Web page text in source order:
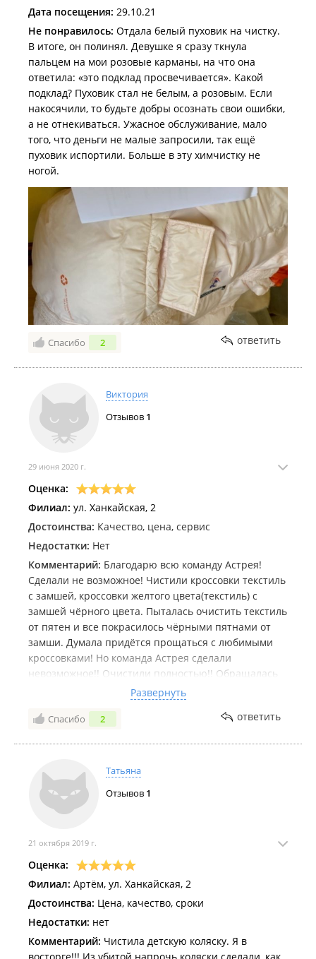
Дата посещения: 29.10.21
Не понравилось: Отдала белый пуховик на чистку.
В итоге, он полинял. Девушке я сразу ткнула
пальцем на мои розовые карманы, на что она
ответила: «это подклад просвечивается». Какой
подклад? Пуховик стал не белым, а розовым. Если
накосячили, то будьте добры осознать свои ошибки,
а не отнекиваться. Ужасное обслуживание, мало
того, что деньги не малые запросили, так ещё
пуховик испортили. Больше в эту химчистку не
ногой.
Спасибо 2 ответить
Виктория
Отзывов 1
29 июня 2020 г.
Оценка:
Филиал: ул. Ханкайская, 2
Достоинства: Качество, цена, сервис
Недостатки: Нет
Комментарий: Благодарю всю команду Астрея!
Сделали не возможное! Чистили кроссовки текстиль
с замшей, кроссовки желтого цвета(текстиль) с
замшей чёрного цвета. Пыталась очистить текстиль
от пятен и все покрасилось чёрными пятнами от
замши. Думала придётся прощаться с любимыми
кроссовками! Но команда Астрея сделали
невозможное!! Очистили полностью!! Обращалась
во многие места но везде отказали, кроме нашей
химчистки! Вы большие молодцы!!! Я в восторге!!
Благодарю за прекрасный сервис, отзывчивых,
Развернуть
Спасибо 2 ответить
Татьяна
Отзывов 1
21 октября 2019 г.
Оценка:
Филиал: Артём, ул. Ханкайская, 2
Достоинства: Цена, качество, сроки
Недостатки: нет
Комментарий: Чистила детскую коляску. Я в